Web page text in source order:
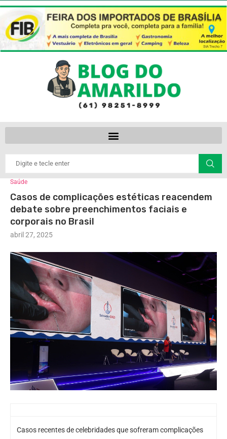
Saúde
Casos de complicações estéticas reacendem
debate sobre preenchimentos faciais e
corporais no Brasil
abril 27, 2025
Casos recentes de celebridades que sofreram complicações